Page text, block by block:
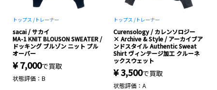
トップス / トレーナー
sacai / サカイ
MA-1 KNIT BLOUSON SWEATER /
ドッキング ブルゾン ニット プル
オーバー
¥ 7,000で買取
状態評価：B
トップス / トレーナー
Curensology / カレンソロジー
× Archive & Style / アーカイブア
ンドスタイル Authentic Sweat
Shirt ヴィンテージ加工 クルーネ
ックスウェット
¥ 3,500で買取
状態評価：A